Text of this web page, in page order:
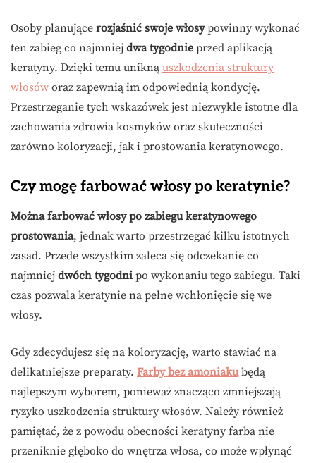
Osoby planujące rozjaśnić swoje włosypowinny wykonać
ten zabieg co najmniej dwa tygodnie przed aplikacją
keratyny. Dzięki temu unikną uszkodzenia struktury
włosów oraz zapewnią im odpowiednią kondycję.
Przestrzeganie tych wskazówek jest niezwykle istotne dla
zachowania zdrowia kosmyków oraz skuteczności
zarówno koloryzacji, jak i prostowania keratynowego.
Czy mogę farbować włosy po keratynie?
Można farbować włosy po zabiegu keratynowego
prostowania, jednak warto przestrzegać kilku istotnych
zasad. Przede wszystkim zaleca się odczekanie co
najmniej dwóch tygodni po wykonaniu tego zabiegu. Taki
czas pozwala keratynie na pełne wchłonięcie się we
włosy.
Gdy zdecydujesz się na koloryzację, warto stawiać na
delikatniejsze preparaty. Farby bez amoniakubędą
najlepszym wyborem, ponieważ znacząco zmniejszają
ryzyko uszkodzenia struktury włosów. Należy również
pamiętać, że z powodu obecności keratyny farba nie
przeniknie głęboko do wnętrza włosa, co może wpłynąć